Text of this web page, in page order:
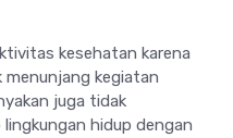
kesehatan karena
kegiatan
juga tidak
hidup dengan